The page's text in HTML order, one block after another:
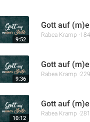
9:52
Gott auf
Rabea Kramp
9:36
Gott auf
Rabea Kramp
10:12
Gott auf
Rabea Kramp